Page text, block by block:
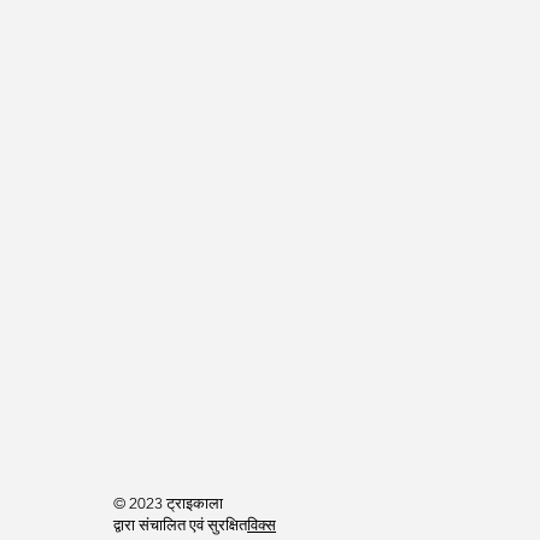
© 2023 ट्राइकाला
द्वारा संचालित एवं सुरक्षितविक्स